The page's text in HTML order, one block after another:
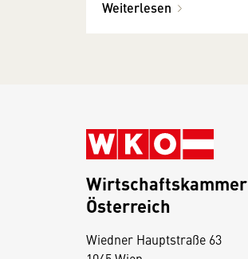
Weiterlesen
Wirtschaftskammer
Österreich
Wiedner Hauptstraße 63